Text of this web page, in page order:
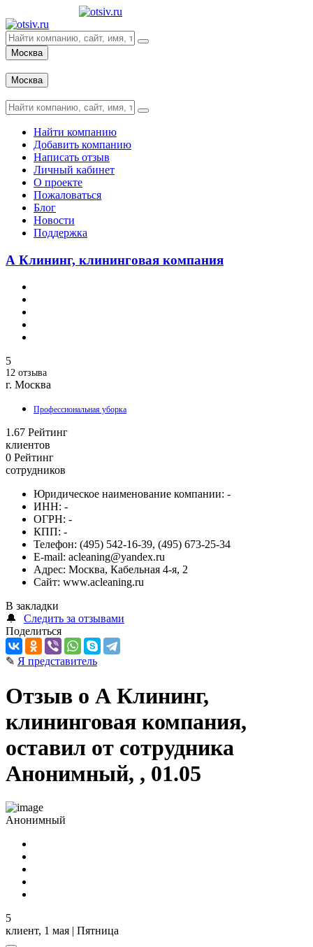
Москва
Москва
Найти компанию
Добавить компанию
Написать отзыв
Личный кабинет
О проекте
Пожаловаться
Блог
Новости
Поддержка
А Клининг, клининговая компания
5
12 отзыва
г. Москва
Профессиональная уборка
1.67 Рейтинг
клиентов
0 Рейтинг
сотрудников
Юридическое наименование компании: -
ИНН: -
ОГРН: -
КПП: -
Телефон: (495) 542-16-39, (495) 673-25-34
E-mail: acleaning@yandex.ru
Адрес: Москва, Кабельная 4-я, 2
Сайт: www.acleaning.ru
В закладки
🔔
Следить за отзывами
Поделиться
✎ Я представитель
Отзыв о А Клининг,
клининговая компания,
оставил от сотрудника
Анонимный, , 01.05
Анонимный
5
клиент, 1 мая | Пятница